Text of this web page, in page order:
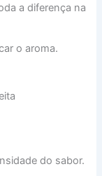
a diferença na
o aroma.
do sabor.